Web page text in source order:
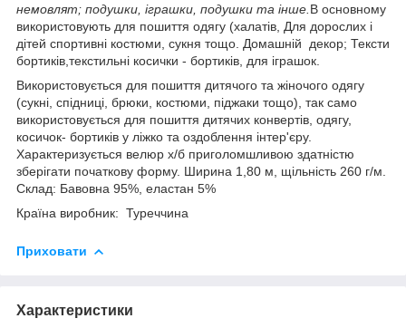
немовлят; подушки, іграшки, подушки та інше. В основному
використовують для пошиття одягу (халатів, Для дорослих і
дітей спортивні костюми, сукня тощо. Домашній декор; Тексти
бортиків,текстильні косички - бортиків, для іграшок.
Використовується для пошиття дитячого та жіночого одягу
(сукні, спідниці, брюки, костюми, піджаки тощо), так само
використовується для пошиття дитячих конвертів, одягу,
косичок- бортиків у ліжко та оздоблення інтер'єру.
Характеризується велюр х/б приголомшливою здатністю
зберігати початкову форму. Ширина 1,80 м, щільність 260 г/м.
Склад: Бавовна 95%, еластан 5%
Країна виробник: Туреччина
Приховати
Характеристики